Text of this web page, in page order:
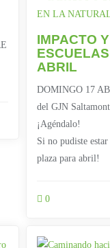
IMPACTO
ABRIL
DOMINGO 17
del GJN
¡Agéndalo!
Si no pudiste
plaza para abril!
0